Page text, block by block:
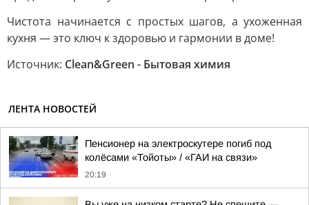
Чистота начинается с простых шагов, а ухоженная
кухня — это ключ к здоровью и гармонии в доме!
Источник: Clean&Green - Бытовая химия
ЛЕНТА НОВОСТЕЙ
Пенсионер на электроскутере погиб под
колёсами «Тойоты» / «ГАИ на связи»
20:19